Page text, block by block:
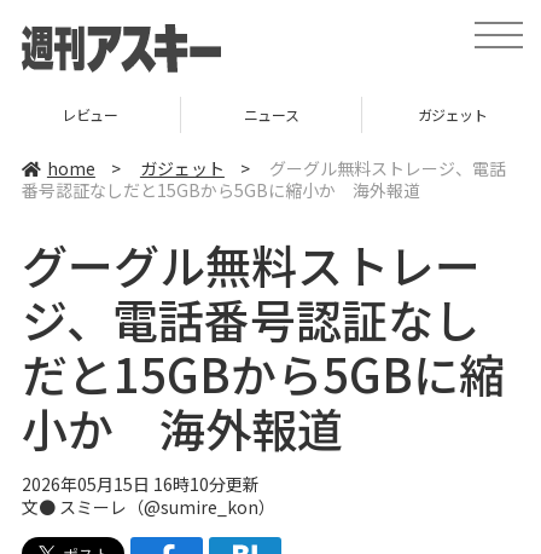
t
o
a
v
ニュース ガジェット ゲーム
home > ガジェット >
グーグル無料ストレージ、電話
番号認証なしだと15GBから5GBに縮小か 海外報道
グーグル無料ストレー
ジ、電話番号認証なし
だと15GBから5GBに縮
小か 海外報道
2026年05月15日 16時10分更新
文● スミーレ（@sumire_kon）